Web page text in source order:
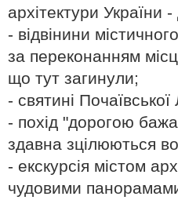
архітектури України
- відвінини
за переконанням
що тут загинули;
- святині
- похід "дорогою
здавна зцілюються
- екскурсія містом
чудовими